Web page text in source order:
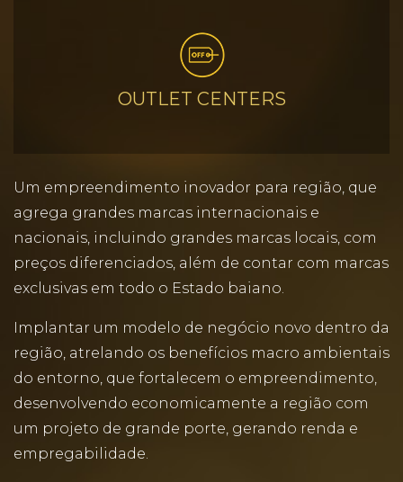
OUTLET CENTERS
Um empreendimento inovador para região, que
agrega grandes marcas internacionais e
nacionais, incluindo grandes marcas locais, com
preços diferenciados, além de contar com marcas
exclusivas em todo o Estado baiano.
Implantar um modelo de negócio novo dentro da
região, atrelando os benefícios macro ambientais
do entorno, que fortalecem o empreendimento,
desenvolvendo economicamente a região com
um projeto de grande porte, gerando renda e
empregabilidade.